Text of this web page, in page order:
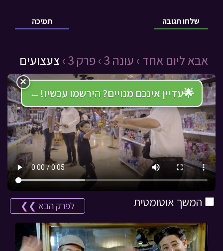
תמיכה שלחו תגובה
אבא ליום אחד › עונה 3 › פרק 3 › צעצועים
🌟עדיין אינכם מנויים? הירשמו עכשיו! ←
×
המשך אוטומטית לפרק הבא ❯❯